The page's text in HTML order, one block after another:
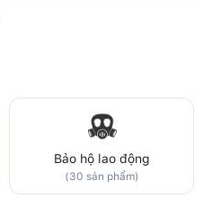
Bảo hộ lao động
(30 sản phẩm)